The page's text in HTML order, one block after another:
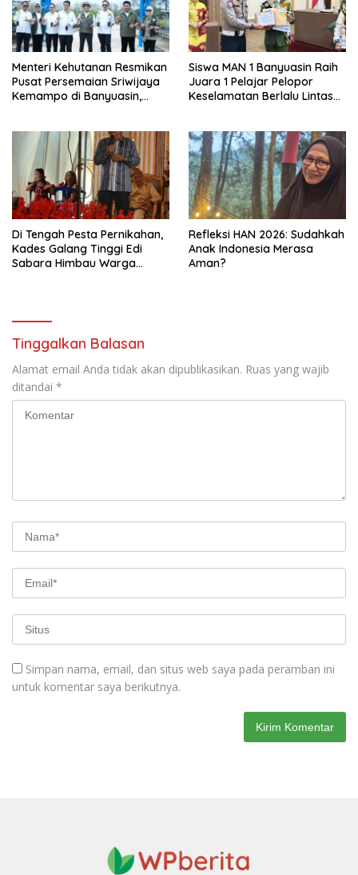
Menteri Kehutanan Resmikan
Pusat Persemaian Sriwijaya
Kemampo di Banyuasin,
Siswa MAN 1 Banyuasin Raih
Juara 1 Pelajar Pelopor
Keselamatan Berlalu Lintas
Di Tengah Pesta Pernikahan,
Kades Galang Tinggi Edi
Sabara Himbau Warga
Refleksi HAN 2026: Sudahkah
Anak Indonesia Merasa
Aman?
Tinggalkan Balasan
Alamat email Anda tidak akan dipublikasikan. Ruas yang wajib
ditandai *
Simpan nama, email, dan situs web saya pada peramban ini
untuk komentar saya berikutnya.